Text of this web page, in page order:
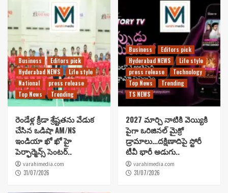
Business
Editors pick
Hyderabad NEWS
Life style
National
press release
Top News
Trending
రెండేళ్ల క్రీడా శ్రేష్టతను వేడుక
చేసిన ఒడిషా AM/NS
ఇండియా ఖో ఖో హై
పెర్ఫార్మెన్స్ సెంటర్..
varahimedia.com
31/07/2026
Business
Editors pick
Hyderabad NEWS
Life style
press release
Technology
Top News
Trending
TS NEWS
2027 మార్చి నాటికి వెయ్యికి
పైగా ఒరిజినల్ మైక్రో
డ్రామాలు…దక్షిణాదిపై స్టోరీ
టీవీ భారీ అడుగు..
varahimedia.com
31/07/2026